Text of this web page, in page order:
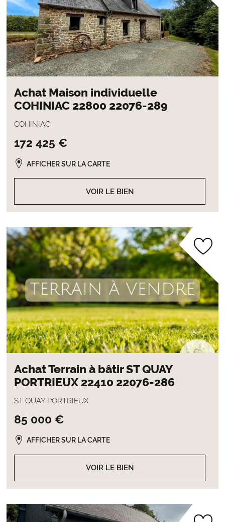
Achat Maison individuelle
COHINIAC 22800 22076-289
COHINIAC
172 425 €
VOIR LE BIEN
AFFICHER SUR LA CARTE
Achat Terrain à bâtir ST QUAY
PORTRIEUX 22410 22076-286
ST QUAY PORTRIEUX
85 000 €
VOIR LE BIEN
AFFICHER SUR LA CARTE